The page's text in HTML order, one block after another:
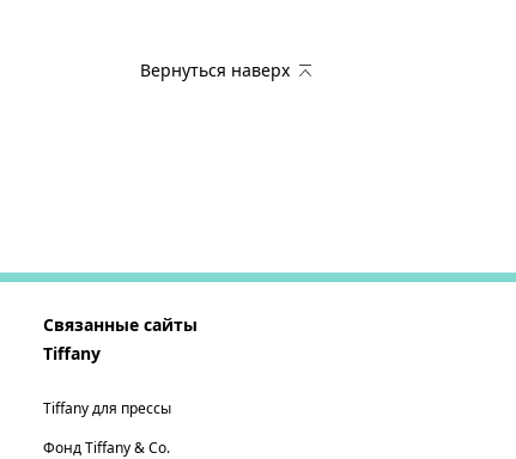
Вернуться наверх
Связанные сайты
Tiffany
Tiffany для прессы
Фонд Tiffany & Co.